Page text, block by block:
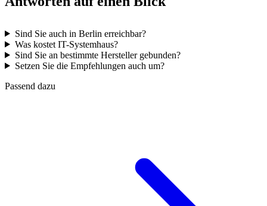
Sind Sie auch in Berlin erreichbar?
Was kostet IT-Systemhaus?
Sind Sie an bestimmte Hersteller gebunden?
Setzen Sie die Empfehlungen auch um?
Passend dazu